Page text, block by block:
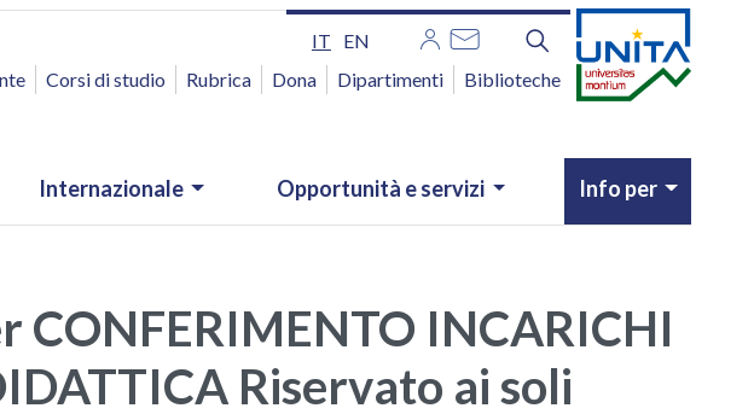
IT EN
RAPIDO
Corsi di studio Rubrica Dona Dipartimenti Biblioteche
Internazionale Opportunità e servizi Info per
CONFERIMENTO INCARICHI
Riservato ai soli